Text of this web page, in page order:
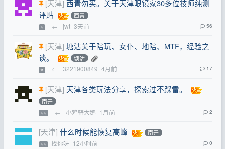
[天津] 西青勿买。关于天津眼镜家30多位技师纯测
评贴
西青
⭐ ← jwt 3天前 56
[天津] 塘沽关于陪玩、女仆、地陪、MTF，经验之
谈。
塘沽
⭐ ← 3221900849 4月前 17
[天津] 天津各类玩法分享，探索过不踩雷。
南开
⭐⭐ ← 小鸡骑大鹅 1月前 2
[天津] 什么时候能恢复高峰 南开
⭐⭐ 找你呀 12小时前 0